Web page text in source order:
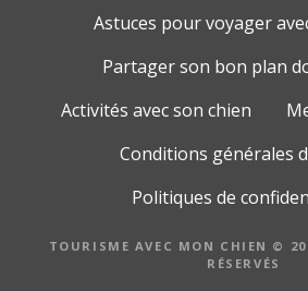
Astuces pour voyager
Partager son bon plan
Activités avec son chien
Conditions générales
Politiques de
TOURISME AVEC MON CHIEN ©
RÉSERVÉS